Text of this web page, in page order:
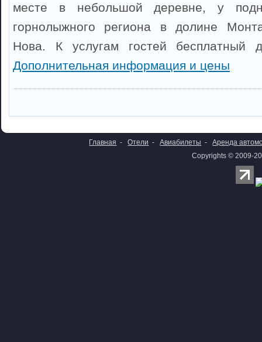
месте в небольшой деревне, у
горнолыжного региона в долине
Нова. К услугам гостей бесплатный
Дополнительная информация и цены
Главная - Отели - Авиабилеты -
Аренда
Copyrights © 2009-